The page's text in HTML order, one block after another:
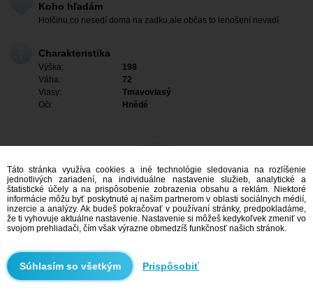
Koho hľadám
Holčinu,co nesedí doma na zadku,ale občas to lenošení nevadí
Charakteristika
Výška:
198
Váha:
72
Vlasy:
Tmavovlasý
Oči:
Hnědé
Vyhľadávanie
Táto stránka využíva cookies a iné technológie sledovania na rozlíšenie
jednotlivých zariadení, na individuálne nastavenie služieb, analytické a
štatistické účely a na prispôsobenie zobrazenia obsahu a reklám. Niektoré
informácie môžu byť poskytnuté aj našim partnerom v oblasti sociálnych médií,
inzercie a analýzy. Ak budeš pokračovať v používaní stránky, predpokladáme,
že ti vyhovuje aktuálne nastavenie. Nastavenie si môžeš kedykoľvek zmeniť vo
svojom prehliadači, čím však výrazne obmedzíš funkčnosť našich stránok.
Prispôsobiť